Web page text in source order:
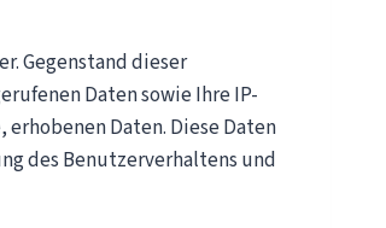
Gegenstand dieser
Daten sowie Ihre IP-
Daten. Diese Daten
des Benutzerverhaltens und